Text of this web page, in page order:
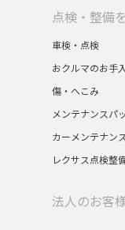
点検・整備
車検・点検
おクルマのお手
傷・へこみ
メンテナンスパ
カーメンテナン
レクサス点検整
法人のお客